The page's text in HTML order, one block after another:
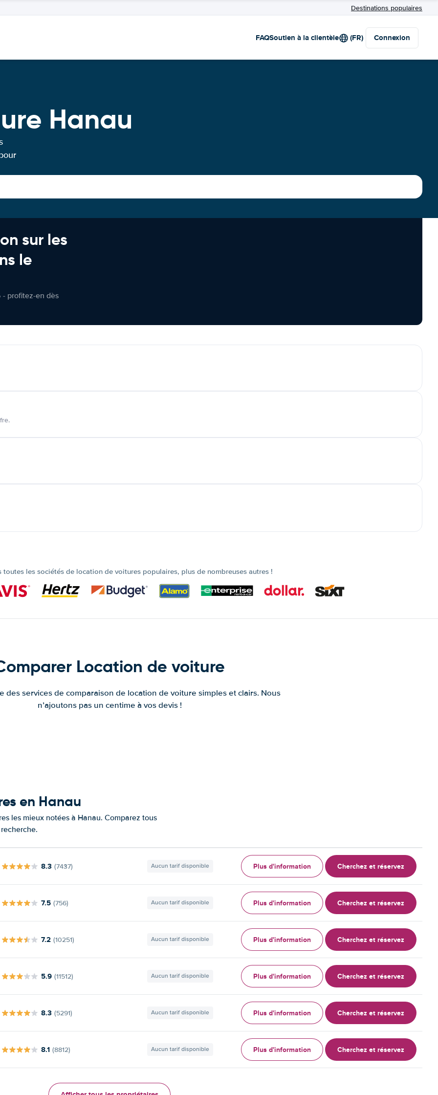
Destinations populaires
FAQSoutien à la clientèle (FR) Connexion
Hanau
sur les
le
profitez-en dès
toutes les sociétés de location de voitures populaires, plus de nombreuses autres !
Location de voiture
des services de comparaison de location de voiture simples et clairs. Nous
n’ajoutons pas un centime à vos devis !
en Hanau
les mieux notées à Hanau. Comparez tous
8.3 (7437) Aucun tarif disponible Plus d'information Cherchez et réservez
7.5 (756) Aucun tarif disponible Plus d'information Cherchez et réservez
7.2 (10251) Aucun tarif disponible Plus d'information Cherchez et réservez
5.9 (11512) Aucun tarif disponible Plus d'information Cherchez et réservez
8.3 (5291) Aucun tarif disponible Plus d'information Cherchez et réservez
8.1 (8812) Aucun tarif disponible Plus d'information Cherchez et réservez